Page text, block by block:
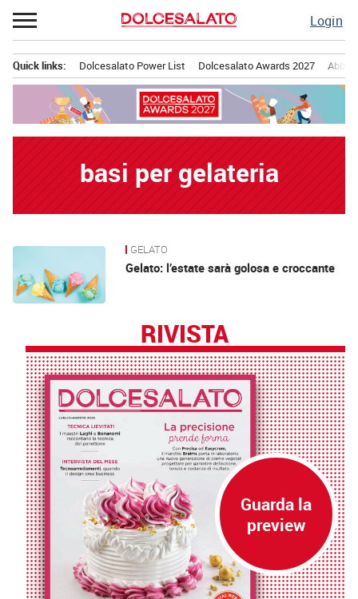
Passa
al
Login
principale
Quick links: Dolcesalato Power List Dolcesalato Awards 2027
basi per gelateria
News GELATO
Gelato: l’estate sarà golosa e croccante
RIVISTA